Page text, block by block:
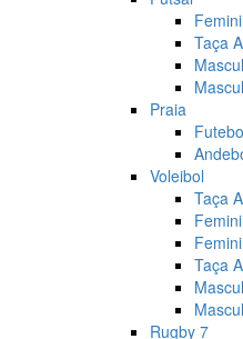
Taça
Praia
Voleibol
Taça
Taça
Rugby 7